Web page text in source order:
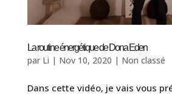
La routine énergétique de Dona Eden
par Li | Nov 10, 2020 | Non classé
Dans cette vidéo, je vais vous